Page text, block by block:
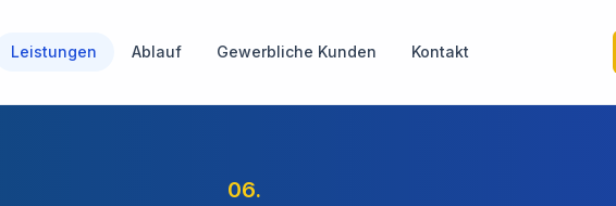
Leistungen Ablauf Gewerbliche Kunden Kontakt
06.